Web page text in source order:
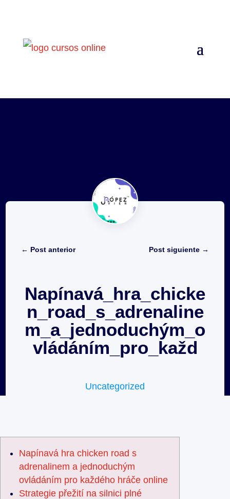
← Post anterior Post siguiente→
Napínavá_hra_chicke
n_road_s_adrenaline
m_a_jednoduchým_o
vládáním_pro_každ
Uncategorized
Napínavá hra chicken road s
adrenalinem a jednoduchým
ovládáním pro každého hráče online
Strategie přežití na silnici plné